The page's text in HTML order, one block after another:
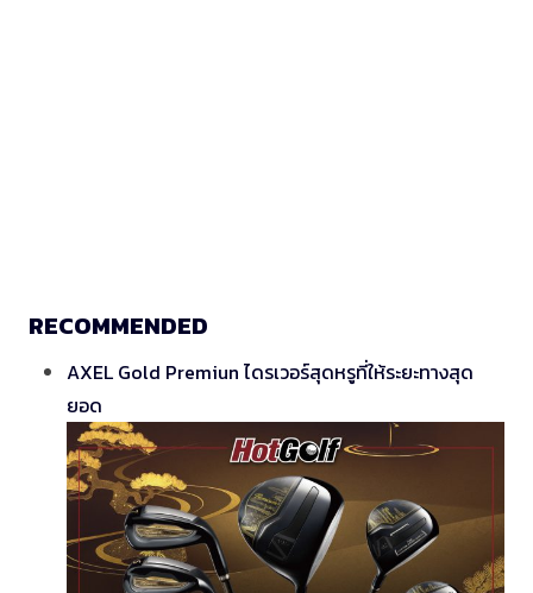
RECOMMENDED
AXEL Gold Premiun ไดรเวอร์สุดหรูที่ให้ระยะทางสุด
ยอด